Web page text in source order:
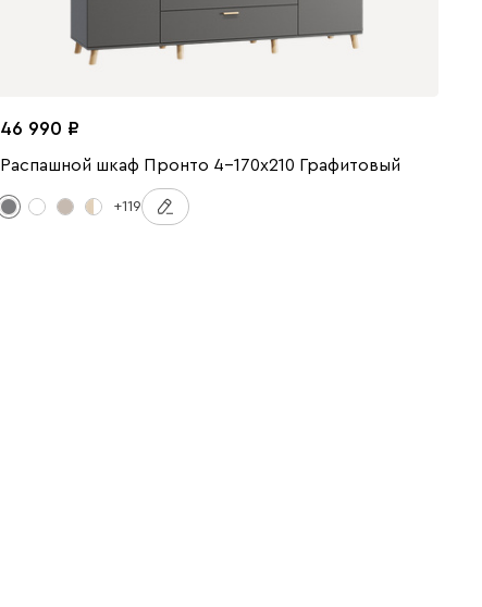
46 990
Распашной шкаф Пронто 4-170x210 Графитовый
+119